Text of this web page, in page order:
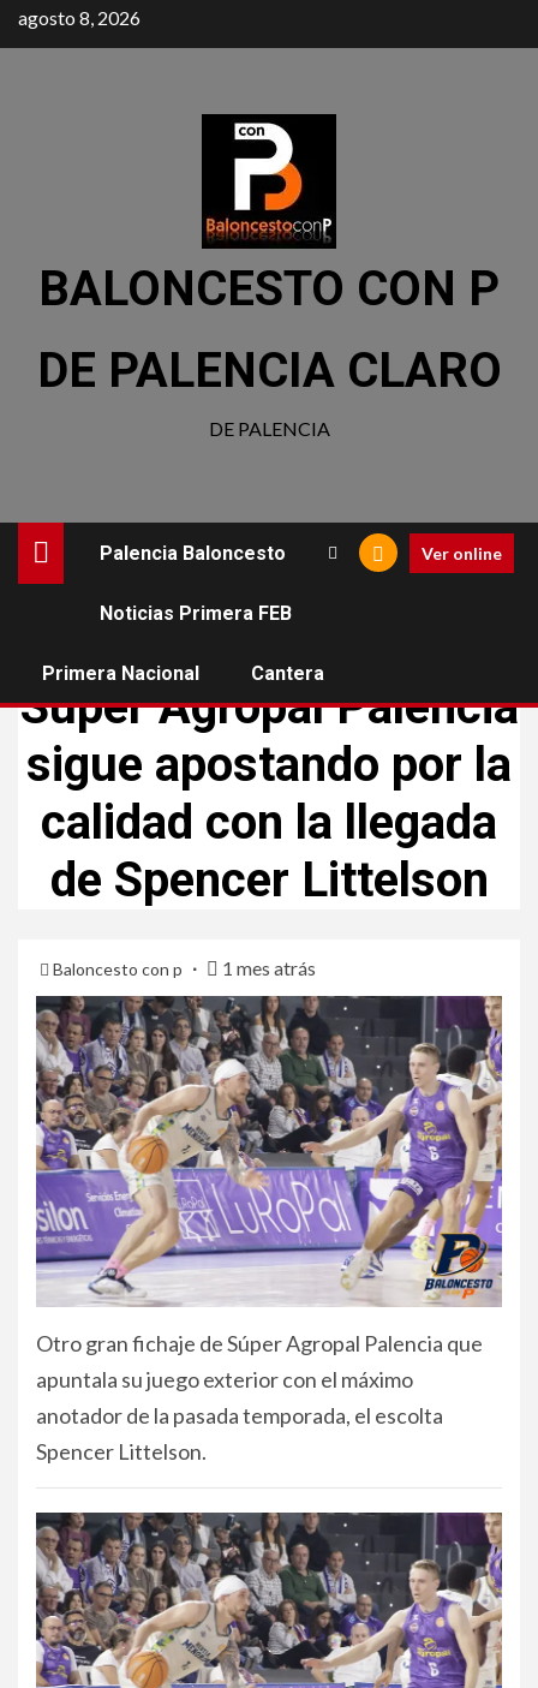
agosto 8, 2026
BALONCESTO CON P
DE PALENCIA CLARO
DE PALENCIA
Palencia Baloncesto
Noticias Primera FEB
Primera Nacional Cantera
Ver online
Súper Agropal Palencia
sigue apostando por la
calidad con la llegada
de Spencer Littelson
Baloncesto con p 1 mes atrás
Otro gran fichaje de Súper Agropal Palencia que
apuntala su juego exterior con el máximo
anotador de la pasada temporada, el escolta
Spencer Littelson.